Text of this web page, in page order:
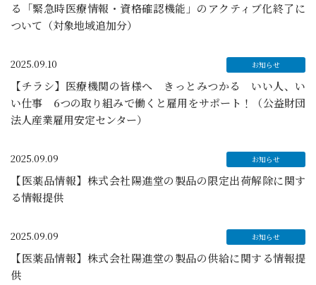
る「緊急時医療情報・資格確認機能」のアクティブ化終了に
ついて（対象地域追加分）
2025.09.10
【チラシ】医療機関の皆様へ きっとみつかる いい人、い
い仕事 6つの取り組みで働くと雇用をサポート！（公益財団
法人産業雇用安定センター）
2025.09.09
【医薬品情報】株式会社陽進堂の製品の限定出荷解除に関す
る情報提供
2025.09.09
【医薬品情報】株式会社陽進堂の製品の供給に関する情報提
供